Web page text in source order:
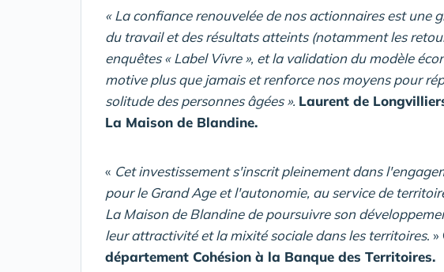
« La confiance renouvelée de nos actionnaires est une
du travail et des résultats atteints (notamment les
enquêtes « Label Vivre », et la validation du modèle
motive plus que jamais et renforce nos moyens pour
solitude des personnes âgées ». Laurent de
La Maison de Blandine.
« Cet investissement s'inscrit pleinement dans
pour le Grand Age et l'autonomie, au service de
La Maison de Blandine de poursuivre son
leur attractivité et la mixité sociale dans les territoires. »
département Cohésion à la Banque des Territoires.